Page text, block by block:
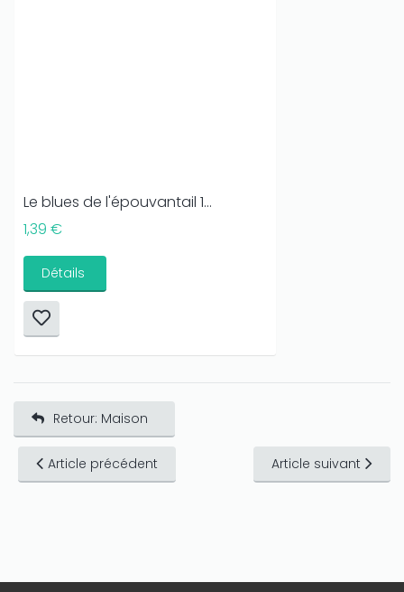
Le blues de l'épouvantail 1...
1,39 €
Détails
Retour: Maison
Article précédent Article suivant